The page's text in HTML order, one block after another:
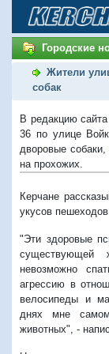
Городские
Жители
собак
В редакцию
36 по улице
дворовые
на прохожих.
Керчане
укусов пешеходов.
"Эти здоровые
существующей
невозможно
агрессию в
велосипеды и
днях мне
животных", -